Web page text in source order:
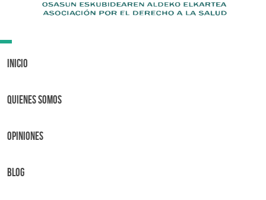
Toggle
Inicio
Quienes Somos
OPINIONES
BLOG